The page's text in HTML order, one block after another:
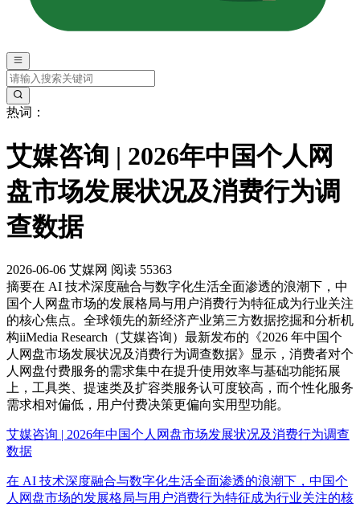
热词：
艾媒咨询 | 2026年中国个人网
盘市场发展状况及消费行为调
查数据
2026-06-06 艾媒网 阅读 55363
摘要在 AI 技术深度融合与数字化生活全面渗透的浪潮下，中
国个人网盘市场的发展格局与用户消费行为特征成为行业关注
的核心焦点。全球领先的新经济产业第三方数据挖掘和分析机
构iiMedia Research（艾媒咨询）最新发布的《2026 年中国个
人网盘市场发展状况及消费行为调查数据》显示，消费者对个
人网盘付费服务的需求集中在提升使用效率与基础功能拓展
上，工具类、提速类及扩容类服务认可度较高，而个性化服务
需求相对偏低，用户付费决策更偏向实用型功能。
艾媒咨询 | 2026年中国个人网盘市场发展状况及消费行为调查
数据
在 AI 技术深度融合与数字化生活全面渗透的浪潮下，中国个
人网盘市场的发展格局与用户消费行为特征成为行业关注的核